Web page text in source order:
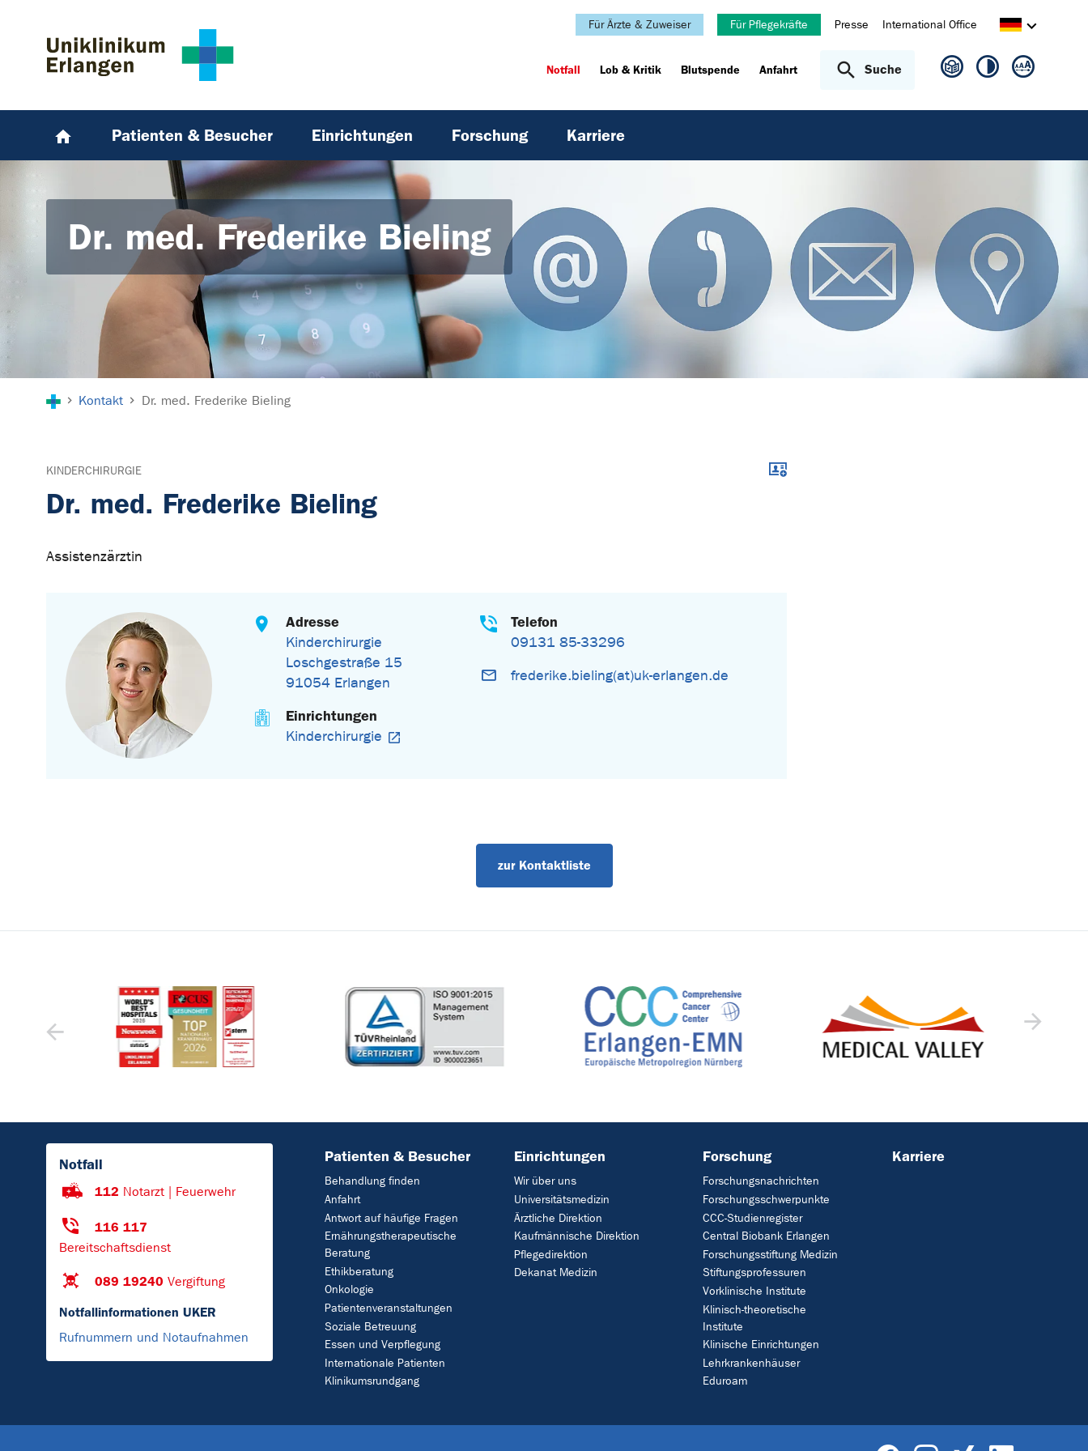
Für Ärzte & Zuweiser Für Pflegekräfte Presse International Office
Notfall Lob & Kritik Blutspende Anfahrt Suche
Patienten & Besucher Einrichtungen Forschung Karriere
Dr. med. Frederike Bieling
Kontakt Dr. med. Frederike Bieling
KINDERCHIRURGIE
Dr. med. Frederike Bieling
Assistenzärztin
Download im .vcf-Format
Adresse
Kinderchirurgie
Loschgestraße 15
91054 Erlangen
Einrichtungen
Kinderchirurgie
Telefon
09131 85-33296
frederike.bieling(at)uk-erlangen.de
zur Kontaktliste
Notfall
112 Notarzt | Feuerwehr
116 117
Bereitschaftsdienst
089 19240 Vergiftung
Notfallinformationen UKER
Rufnummern und Notaufnahmen
Patienten & Besucher
Behandlung finden
Anfahrt
Antwort auf häufige Fragen
Ernährungstherapeutische
Beratung
Ethikberatung
Onkologie
Patientenveranstaltungen
Soziale Betreuung
Essen und Verpflegung
Internationale Patienten
Klinikumsrundgang
Einrichtungen
Wir über uns
Universitätsmedizin
Ärztliche Direktion
Kaufmännische Direktion
Pflegedirektion
Dekanat Medizin
Forschung
Forschungsnachrichten
Forschungsschwerpunkte
CCC-Studienregister
Central Biobank Erlangen
Forschungsstiftung Medizin
Stiftungsprofessuren
Vorklinische Institute
Klinisch-theoretische
Institute
Klinische Einrichtungen
Lehrkrankenhäuser
Eduroam
Karriere